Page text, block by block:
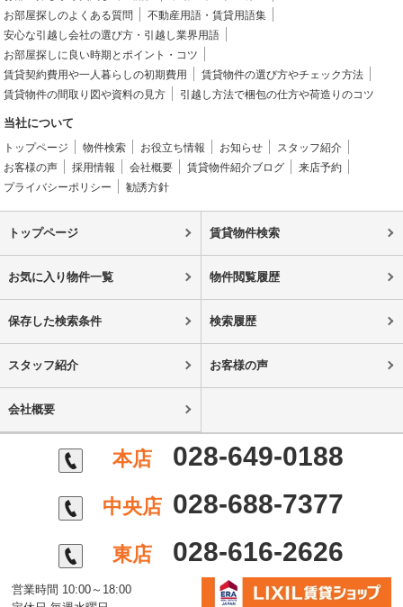
お部屋探しのよくある質問
不動産用語・賃貸用語集
安心な引越し会社の選び方・引越し業界用語
お部屋探しに良い時期とポイント・コツ
賃貸契約費用や一人暮らしの初期費用
賃貸物件の選び方やチェック方法
賃貸物件の間取り図や資料の見方
引越し方法で梱包の仕方や荷造りのコツ
当社について
トップページ 物件検索 お役立ち情報 お知らせ
スタッフ紹介
お客様の声
採用情報 会社概要 賃貸物件紹介ブログ
来店予約
プライバシーポリシー
勧誘方針
トップページ 賃貸物件検索
お気に入り物件一覧 物件閲覧履歴
保存した検索条件 検索履歴
スタッフ紹介 お客様の声
会社概要
本店 028-649-0188
中央店 028-688-7377
東店 028-616-2626
営業時間 10:00～18:00